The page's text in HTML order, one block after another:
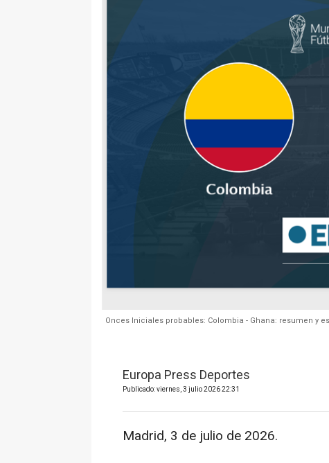
Onces Iniciales probables: Colombia - Ghana: resumen y
Europa Press Deportes
Publicado: viernes, 3 julio 2026 22:31
Madrid, 3 de julio de 2026.